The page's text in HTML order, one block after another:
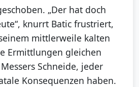
„Der hat doch
knurrt Batic frustriert,
mittlerweile kalten
Ermittlungen gleichen
Schneide, jeder
Konsequenzen haben.